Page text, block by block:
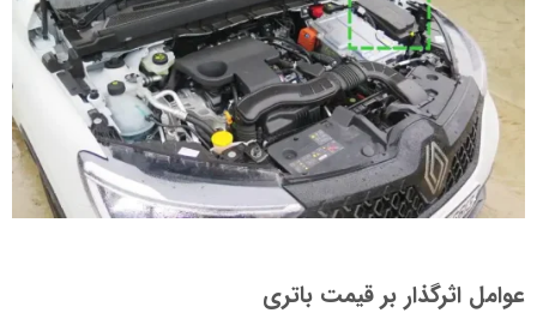
عوامل اثرگذار بر قیمت باتری